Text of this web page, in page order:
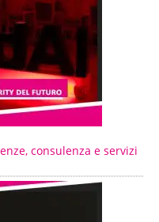
consulenza e servizi